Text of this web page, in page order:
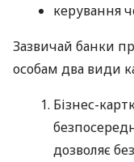
керування
Зазвичай банки
особам два види
Бізнес-
дозволяє